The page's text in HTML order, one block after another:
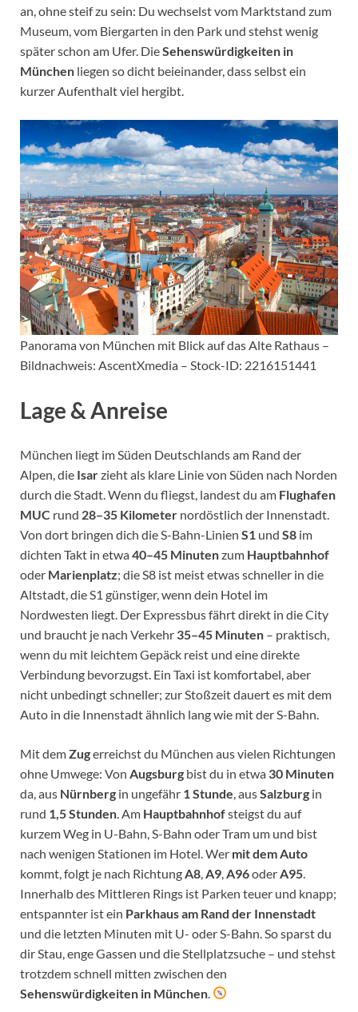
an, ohne steif zu sein: Du wechselst vom Marktstand zum
Museum, vom Biergarten in den Park und stehst wenig
später schon am Ufer. DieSehenswürdigkeiten in
München liegen so dicht beieinander, dass selbst ein
kurzer Aufenthalt viel hergibt.
Panorama von München mit Blick auf das Alte Rathaus –
Bildnachweis: AscentXmedia – Stock-ID: 2216151441
Lage & Anreise
München liegt im Süden Deutschlands am Rand der
Alpen, die Isarzieht als klare Linie von Süden nach Norden
durch die Stadt. Wenn du fliegst, landest du am Flughafen
MUC rund 28–35 Kilometer nordöstlich der Innenstadt.
Von dort bringen dich die S-Bahn-Linien S1 und S8 im
dichten Takt in etwa40–45 Minutenzum Hauptbahnhof
oder Marienplatz; die S8 ist meist etwas schneller in die
Altstadt, die S1 günstiger, wenn dein Hotel im
Nordwesten liegt. Der Expressbus fährt direkt in die City
und braucht je nach Verkehr 35–45 Minuten – praktisch,
wenn du mit leichtem Gepäck reist und eine direkte
Verbindung bevorzugst. Ein Taxi ist komfortabel, aber
nicht unbedingt schneller; zur Stoßzeit dauert es mit dem
Auto in die Innenstadt ähnlich lang wie mit der S-Bahn.
Mit demZugerreichst du München aus vielen Richtungen
ohne Umwege: Von Augsburg bist du in etwa 30 Minuten
da, aus Nürnberg in ungefähr 1 Stunde, ausSalzburg in
rund 1,5 Stunden. Am Hauptbahnhofsteigst du auf
kurzem Weg in U-Bahn, S-Bahn oder Tram um und bist
nach wenigen Stationen im Hotel. Wer mit dem Auto
kommt, folgt je nach RichtungA8,A9,A96oderA95.
Innerhalb des Mittleren Rings ist Parken teuer und knapp;
entspannter ist ein Parkhaus am Rand der Innenstadt
und die letzten Minuten mit U- oder S-Bahn. So sparst du
dir Stau, enge Gassen und die Stellplatzsuche – und stehst
trotzdem schnell mitten zwischen den
Sehenswürdigkeiten in München.